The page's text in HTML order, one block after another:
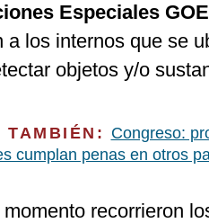
Especiales
a los internos que se
objetos y/o
TAMBIÉN: Congreso:
cumplan penas en otros
recorrieron